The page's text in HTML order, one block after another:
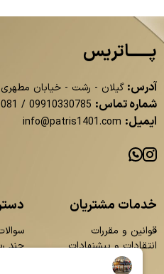
پــــــاتریس
آدرس: گیلان - رشت - خیابان مطهری
شماره تماس: 09910330785
/
ایمیل: info@patris1401.com
خدمات مشتریان
قوانین و مقررات
انتقادات و پیشنهادات
چند